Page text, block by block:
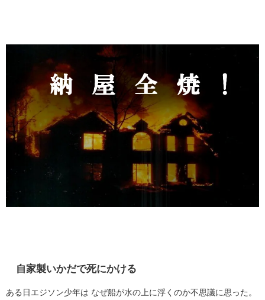
自家製いかだで死にかける
ある日エジソン少年は なぜ船が水の上に浮くのか不思議に思った。